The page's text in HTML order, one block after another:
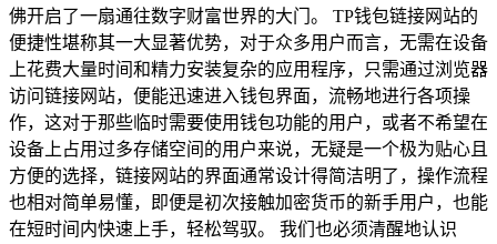
佛开启了一扇通往数字财富世界的大门。 TP钱包链接网站的
便捷性堪称其一大显著优势，对于众多用户而言，无需在设备
上花费大量时间和精力安装复杂的应用程序，只需通过浏览器
访问链接网站，便能迅速进入钱包界面，流畅地进行各项操
作，这对于那些临时需要使用钱包功能的用户，或者不希望在
设备上占用过多存储空间的用户来说，无疑是一个极为贴心且
方便的选择，链接网站的界面通常设计得简洁明了，操作流程
也相对简单易懂，即便是初次接触加密货币的新手用户，也能
在短时间内快速上手，轻松驾驭。 我们也必须清醒地认识